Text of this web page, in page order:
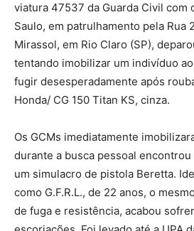
viatura 47537 da Guarda Civil com
Saulo, em patrulhamento pela Rua
Mirassol, em Rio Claro (SP),
tentando imobilizar um indivíduo
fugir desesperadamente após
Honda/ CG 150 Titan KS, cinza.
Os GCMs imediatamente
durante a busca pessoal
um simulacro de pistola Beretta.
como G.F.R.L., de 22 anos, o
de fuga e resistência, acabou